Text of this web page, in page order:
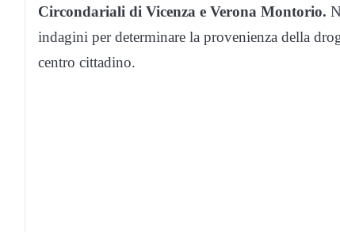
Circondariali di Vicenza e Verona Montorio.
indagini per determinare la provenienza della
centro cittadino.